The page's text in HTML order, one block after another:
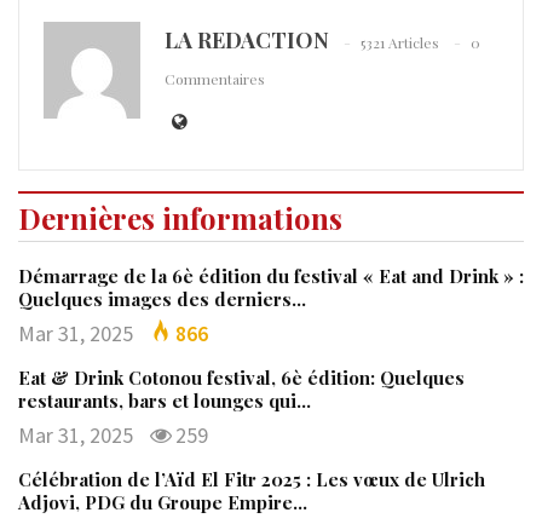
LA REDACTION 5321 Articles
0
Commentaires
Dernières informations
Démarrage de la 6è édition du festival « Eat and Drink » :
Quelques images des derniers…
Mar 31, 2025 866
Eat & Drink Cotonou festival, 6è édition: Quelques
restaurants, bars et lounges qui…
Mar 31, 2025 259
Célébration de l’Aïd El Fitr 2025 : Les vœux de Ulrich
Adjovi, PDG du Groupe Empire…